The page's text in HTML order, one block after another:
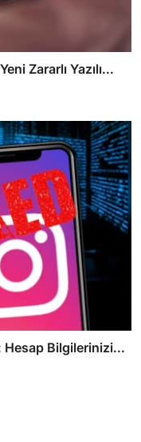
Zararlı Yazılı...
Hesap Bilgilerinizi...